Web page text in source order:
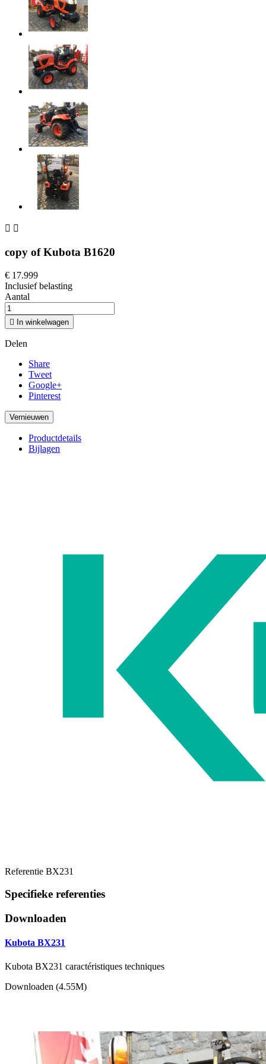
 
copy of Kubota B1620
€ 17.999
Inclusief belasting
Aantal
 In winkelwagen
Delen
Share
Tweet
Google+
Pinterest
Productdetails
Bijlagen
Referentie BX231
Specifieke referenties
Downloaden
Kubota BX231
Kubota BX231 caractéristiques techniques
Downloaden (4.55M)